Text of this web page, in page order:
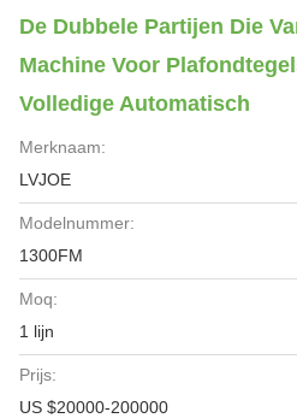
De Dubbele Partijen Die
Machine Voor
Volledige Automatisch
Merknaam:
LVJOE
Modelnummer:
1300FM
Moq:
1 lijn
Prijs:
US $20000-200000